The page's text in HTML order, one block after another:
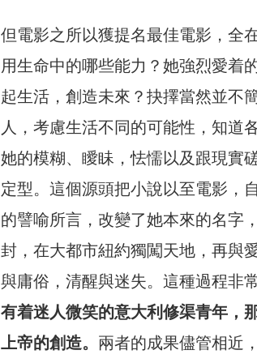
但電影之所以獲提名最佳電影，全
用生命中的哪些能力？她強烈愛着
起生活，創造未來？抉擇當然並不
人，考慮生活不同的可能性，知道
她的模糊、瞹眛，怯懦以及跟現實
定型。這個源頭把小說以至電影，
的譬喻所言，改變了她本來的名字
封，在大都市紐約獨闖天地，再與
與庸俗，清醒與迷失。這種過程非
有着迷人微笑的意大利修渠青年，
上帝的創造。 兩者的成果儘管相近，